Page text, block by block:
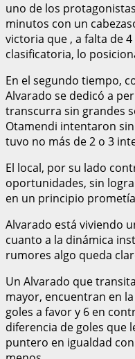
uno de los
minutos con un
victoria que , a falta de
clasificatoria, lo
En el segundo tiempo,
Alvarado se dedicó a
transcurra sin grandes
Otamendi intentaron
tuvo no más de 2 o 3
El local, por su lado
oportunidades, sin
en un principio
Alvarado está viviendo
cuanto a la dinámica
rumores algo queda
Un Alvarado que
mayor, encuentran en
goles a favor y 6 en
diferencia de goles que
puntero en igualdad